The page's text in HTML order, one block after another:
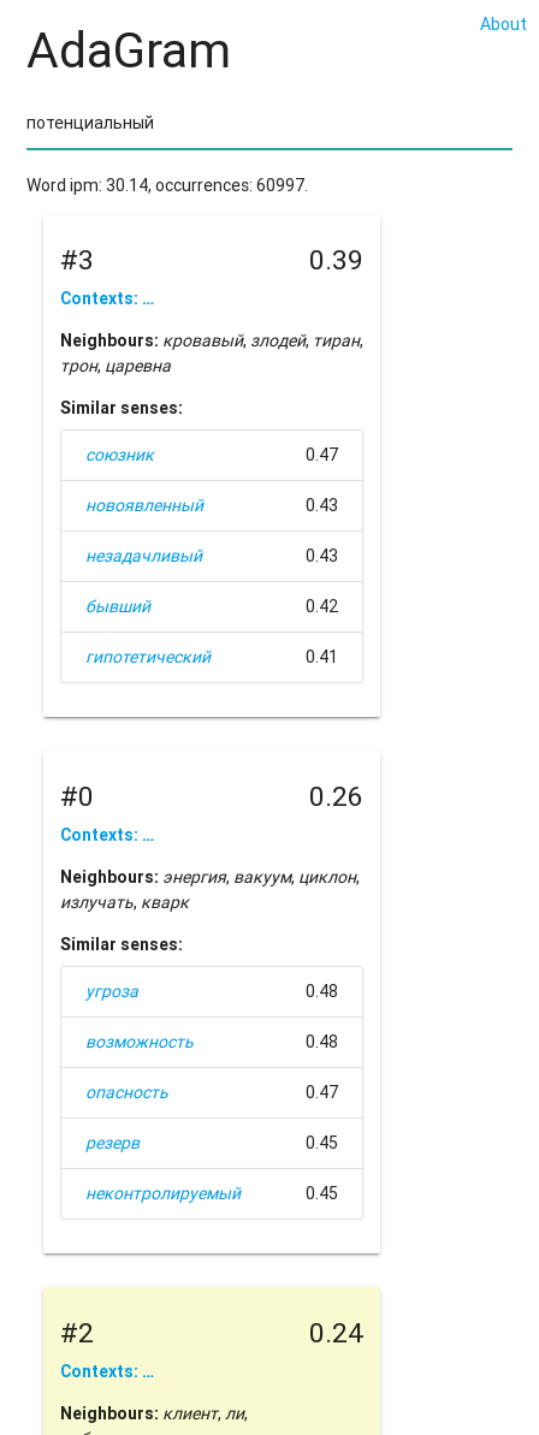
About
AdaGram
Word ipm: 30.14, occurrences: 60997.
#3 0.39
Contexts: …
Neighbours: кровавый, злодей, тиран,
трон, царевна
Similar senses:
союзник 0.47
новоявленный 0.43
незадачливый 0.43
бывший 0.42
гипотетический 0.41
#0 0.26
Contexts: …
Neighbours: энергия, вакуум, циклон,
излучать, кварк
Similar senses:
угроза 0.48
возможность 0.48
опасность 0.47
резерв 0.45
неконтролируемый 0.45
#2 0.24
Contexts: …
Neighbours: клиент,ли,